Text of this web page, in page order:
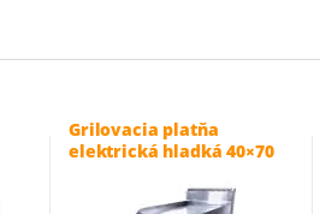
Grilovacia platňa
elektrická hladká 40×70